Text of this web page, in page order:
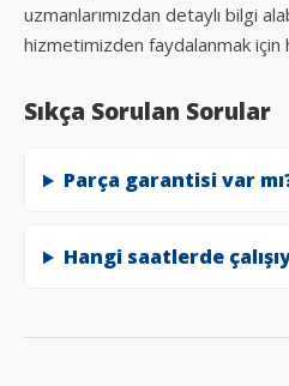
uzmanlarımızdan detaylı bilgi
hizmetimizden faydalanmak için
Sıkça Sorulan Sorular
Parça garantisi var
Hangi saatlerde